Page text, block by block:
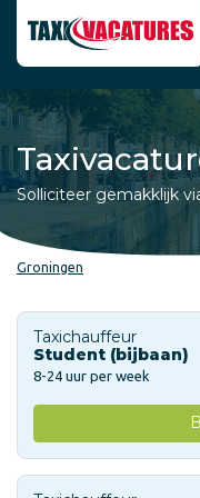
Solliciteer gemakklijk
Groningen
Taxichauffeur
Student (bijbaan)
8-24 uur per week